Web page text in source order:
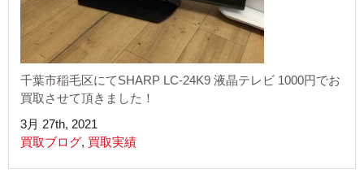
千葉市稲毛区にてSHARP LC-24K9 液晶テレビ 1000円でお
買取させて頂きました！
3月 27th, 2021
買取ブログ, 買取実績